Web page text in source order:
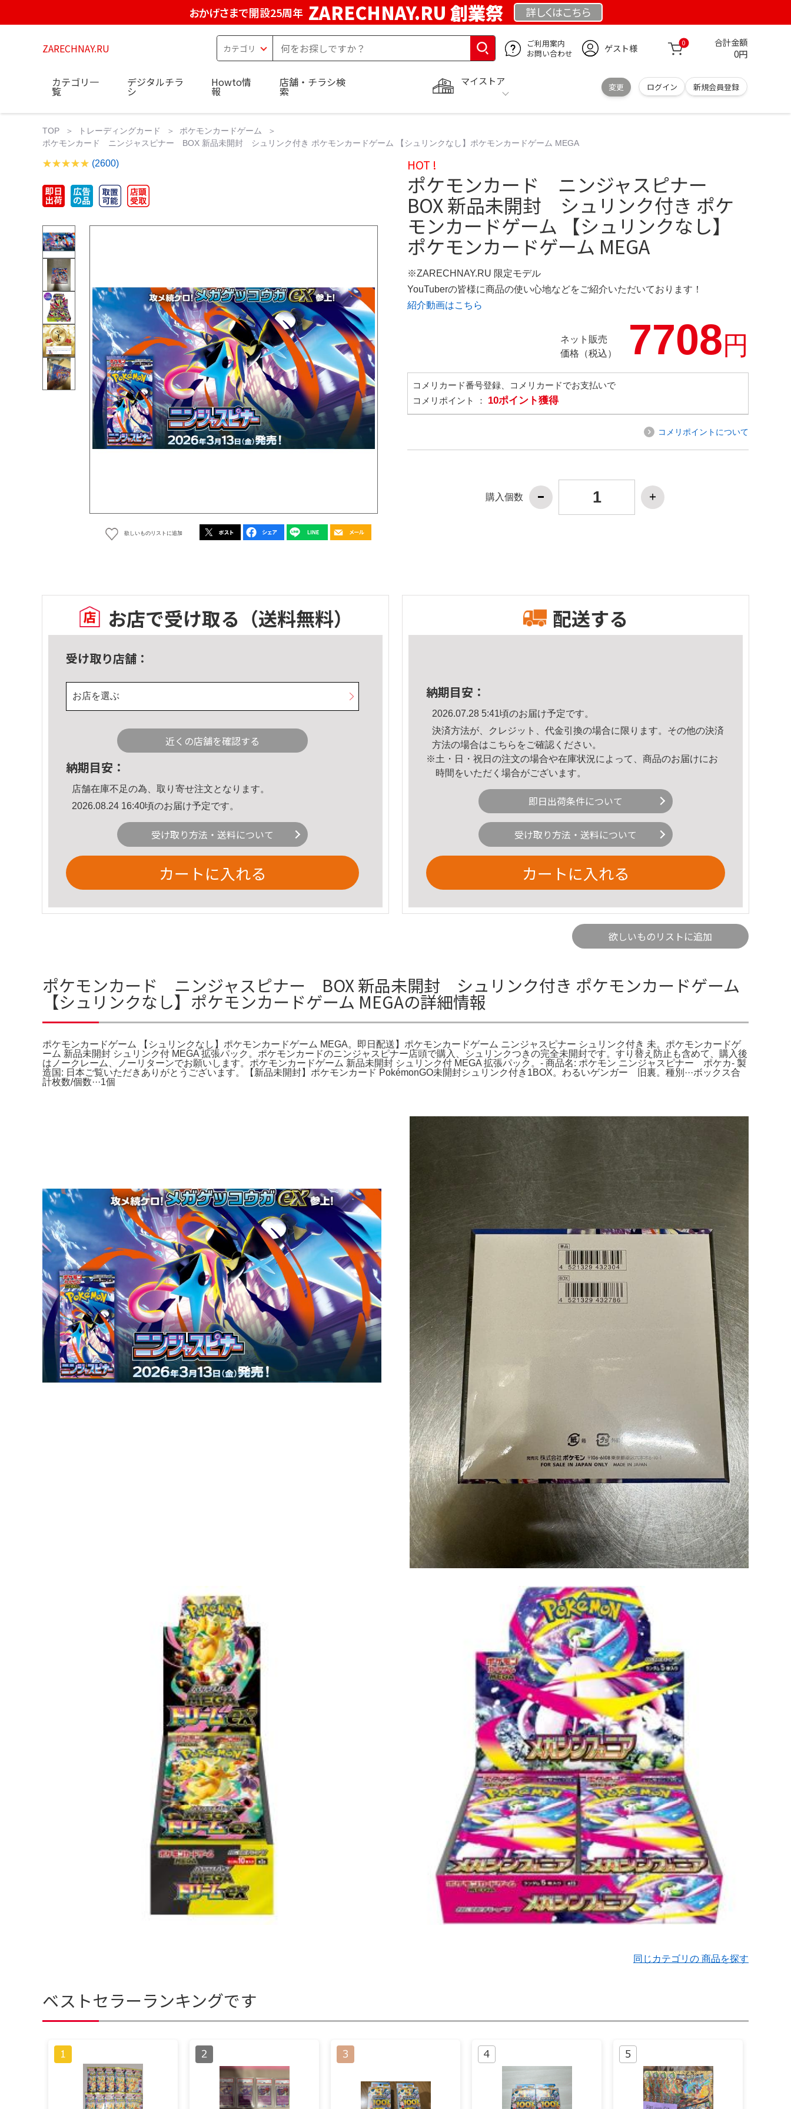
おかげさまで開設25周年 ZARECHNAY.RU 創業祭 詳しくはこちら
ZARECHNAY.RU
ご利用案内
お問い合わせ
ゲスト様 0 合計金額
0円
マイストア
変更 ログイン 新規会員登録
カテゴリ一
覧
デジタルチラ
シ
Howto情
報
店舗・チラシ検
索
TOP トレーディングカード
ポケモンカードゲーム
ポケモンカード ニンジャスピナー BOX 新品未開封 シュリンク付き ポケモンカードゲーム 【シュリンクなし】ポケモンカードゲーム MEGA
(2600)
欲しいものリストに追加
HOT !
ポケモンカード ニンジャスピナー
BOX 新品未開封 シュリンク付き ポケ
モンカードゲーム 【シュリンクなし】
ポケモンカードゲーム MEGA
※ZARECHNAY.RU 限定モデル
YouTuberの皆様に商品の使い心地などをご紹介いただいております！
紹介動画はこちら
ネット販売
価格（税込）
7708円
コメリカード番号登録、コメリカードでお支払いで
コメリポイント ： 10ポイント獲得
コメリポイントについて
購入個数
お店で受け取る （送料無料）
受け取り店舗：
お店を選ぶ
近くの店舗を確認する
納期目安：
店舗在庫不足の為、取り寄せ注文となります。
2026.08.24 16:40頃のお届け予定です。
受け取り方法・送料について
カートに入れる
配送する
納期目安：
2026.07.28 5:41頃のお届け予定です。
決済方法が、クレジット、代金引換の場合に限ります。その他の決済
方法の場合はこちら をご確認ください。
※土・日・祝日の注文の場合や在庫状況によって、商品のお届けにお
時間をいただく場合がございます。
即日出荷条件について
受け取り方法・送料について
カートに入れる
欲しいものリストに追加
ポケモンカード ニンジャスピナー BOX 新品未開封 シュリンク付き ポケモンカードゲーム
【シュリンクなし】ポケモンカードゲーム MEGAの詳細情報
ポケモンカードゲーム 【シュリンクなし】ポケモンカードゲーム MEGA。即日配送】ポケモンカードゲーム ニンジャスピナー シュリンク付き 未。ポケモンカードゲ
ーム 新品未開封 シュリンク付 MEGA 拡張パック。ポケモンカードのニンジャスピナー店頭で購入、シュリンクつきの完全未開封です。すり替え防止も含めて、購入後
はノークレーム、ノーリターンでお願いします。ポケモンカードゲーム 新品未開封 シュリンク付 MEGA 拡張パック。- 商品名: ポケモン ニンジャスピナー ポケカ- 製
造国: 日本ご覧いただきありがとうございます。【新品未開封】ポケモンカード PokémonGO未開封シュリンク付き1BOX。わるいゲンガー 旧裏。種別···ボックス合
計枚数/個数···1個
同じカテゴリの 商品を探す
ベストセラーランキングです